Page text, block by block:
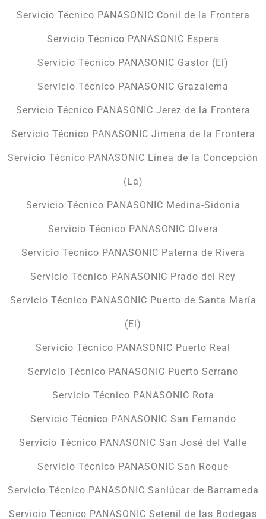
Servicio Técnico PANASONIC Conil de la Frontera
Servicio Técnico PANASONIC Espera
Servicio Técnico PANASONIC Gastor (El)
Servicio Técnico PANASONIC Grazalema
Servicio Técnico PANASONIC Jerez de la Frontera
Servicio Técnico PANASONIC Jimena de la Frontera
Servicio Técnico PANASONIC Línea de la Concepción
(La)
Servicio Técnico PANASONIC Medina-Sidonia
Servicio Técnico PANASONIC Olvera
Servicio Técnico PANASONIC Paterna de Rivera
Servicio Técnico PANASONIC Prado del Rey
Servicio Técnico PANASONIC Puerto de Santa María
(El)
Servicio Técnico PANASONIC Puerto Real
Servicio Técnico PANASONIC Puerto Serrano
Servicio Técnico PANASONIC Rota
Servicio Técnico PANASONIC San Fernando
Servicio Técnico PANASONIC San José del Valle
Servicio Técnico PANASONIC San Roque
Servicio Técnico PANASONIC Sanlúcar de Barrameda
Servicio Técnico PANASONIC Setenil de las Bodegas